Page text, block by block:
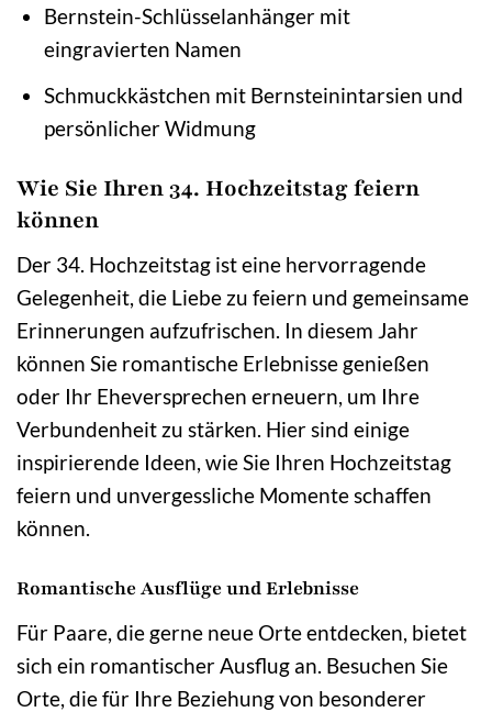
Bernstein-Schlüsselanhänger mit
eingravierten Namen
Schmuckkästchen mit Bernsteinintarsien und
persönlicher Widmung
Wie Sie Ihren 34. Hochzeitstag feiern
können
Der 34. Hochzeitstag ist eine hervorragende
Gelegenheit, die Liebe zu feiern und gemeinsame
Erinnerungen aufzufrischen. In diesem Jahr
können Sie romantische Erlebnisse genießen
oder Ihr Eheversprechen erneuern, um Ihre
Verbundenheit zu stärken. Hier sind einige
inspirierende Ideen, wie Sie Ihren Hochzeitstag
feiern und unvergessliche Momente schaffen
können.
Romantische Ausflüge und Erlebnisse
Für Paare, die gerne neue Orte entdecken, bietet
sich ein romantischer Ausflug an. Besuchen Sie
Orte, die für Ihre Beziehung von besonderer